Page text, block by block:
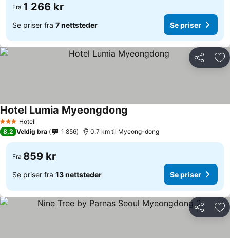
Fra 1 266 kr
Se priser fra 7 nettsteder Se priser
Del
3 StjernerHotell
Hotel Lumia Myeongdong
8,2 Veldig bra 1 856 0.7 km til Myeong-dong
Fra 859 kr
Se priser fra 13 nettsteder Se priser
Del